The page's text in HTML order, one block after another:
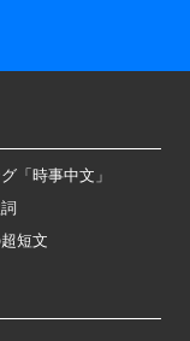
「時事中文」
短文